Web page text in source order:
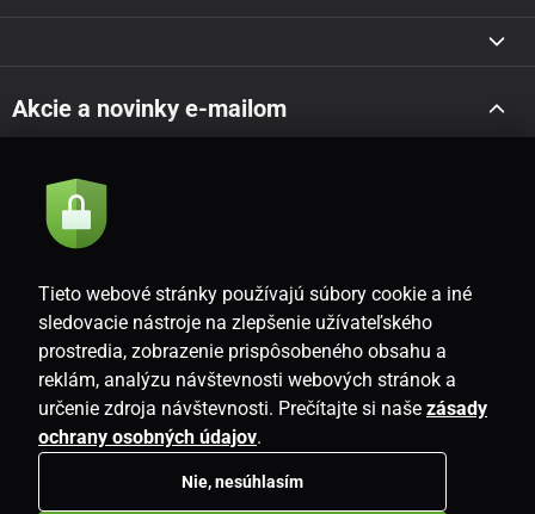
Akcie a novinky e-mailom
Súhlasím so
SK
Tieto webové stránky používajú súbory cookie a iné
sledovacie nástroje na zlepšenie užívateľského
prostredia, zobrazenie prispôsobeného obsahu a
reklám, analýzu návštevnosti webových stránok a
určenie zdroja návštevnosti. Prečítajte si naše zásady
ochrany osobných údajov.
Nie, nesúhlasím